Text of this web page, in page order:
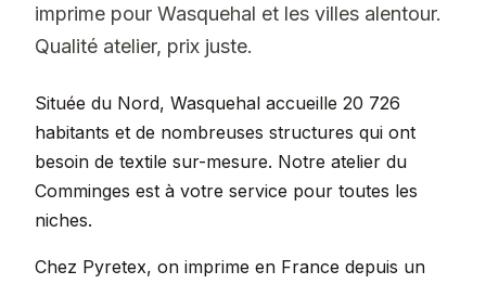
imprime pour Wasquehal et les villes alentour.
Qualité atelier, prix juste.
Située du Nord, Wasquehal accueille 20 726
habitants et de nombreuses structures qui ont
besoin de textile sur-mesure. Notre atelier du
Comminges est à votre service pour toutes les
niches.
Chez Pyretex, on imprime en France depuis un